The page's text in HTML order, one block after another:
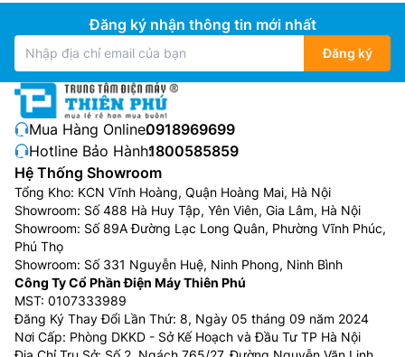
Đăng ký nhận thông tin mới nhất
Đăng ký
Mua Hàng Online:0918969699
Hotline Bảo Hành:1800585859
Hệ Thống Showroom
Tổng Kho: KCN Vĩnh Hoàng, Quận Hoàng Mai, Hà Nội
Showroom: Số 488 Hà Huy Tập, Yên Viên, Gia Lâm, Hà Nội
Showroom: Số 89A Đường Lạc Long Quân, Phường Vĩnh Phúc,
Phú Thọ
Showroom: Số 331 Nguyễn Huệ, Ninh Phong, Ninh Bình
Công Ty Cổ Phần Điện Máy Thiên Phú
MST: 0107333989
Đăng Ký Thay Đổi Lần Thứ: 8, Ngày 05 tháng 09 năm 2024
Nơi Cấp: Phòng DKKD - Sở Kế Hoạch và Đầu Tư TP Hà Nội